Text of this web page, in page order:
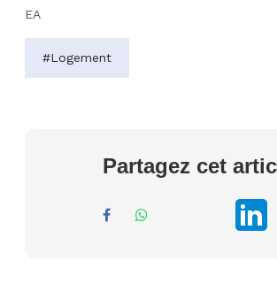
EA
#Logement
Partagez cet